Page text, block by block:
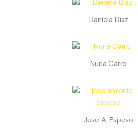
Daniela Díaz
Nuria Carro
Jose A. Espeso